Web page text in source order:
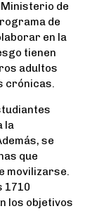
de
de
en la
tienen
adultos
crónicas.
la
se
que
movilizarse.
1710
los objetivos